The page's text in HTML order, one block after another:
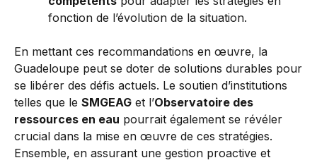
fonction de l’évolution de la situation.
En mettant ces recommandations en œuvre, la
Guadeloupe peut se doter de solutions durables pour
se libérer des défis actuels. Le soutien d’institutions
telles que le SMGEAG et l’Observatoire des
ressources en eau pourrait également se révéler
crucial dans la mise en œuvre de ces stratégies.
Ensemble, en assurant une gestion proactive et